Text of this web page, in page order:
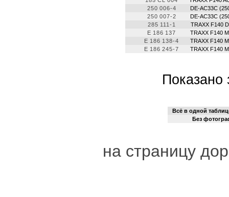
250 006-4
DE-AC33C
250 007-2
DE-AC33C
285 111-1
TRAXX F140
E 186 137
TRAXX F140
E 186 138-4
TRAXX F140
E 186 245-7
TRAXX F140
Показано
Всё в одной
Без
на страницу